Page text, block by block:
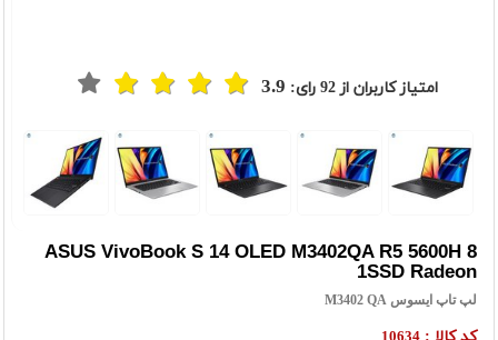
امتیاز کاربران از92 رای: 3.9
ASUS VivoBook S 14 OLED M3402QA R5 5600H 8
1SSD Radeon
لپ تاپ ایسوس M3402 QA